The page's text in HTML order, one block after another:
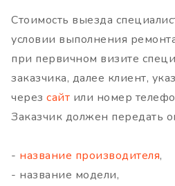
Стоимость выезда
условии выполнения
при первичном визите
заказчика, далее клиент,
через сайт или номер
Заказчик должен передать
- название производителя,
- название модели,